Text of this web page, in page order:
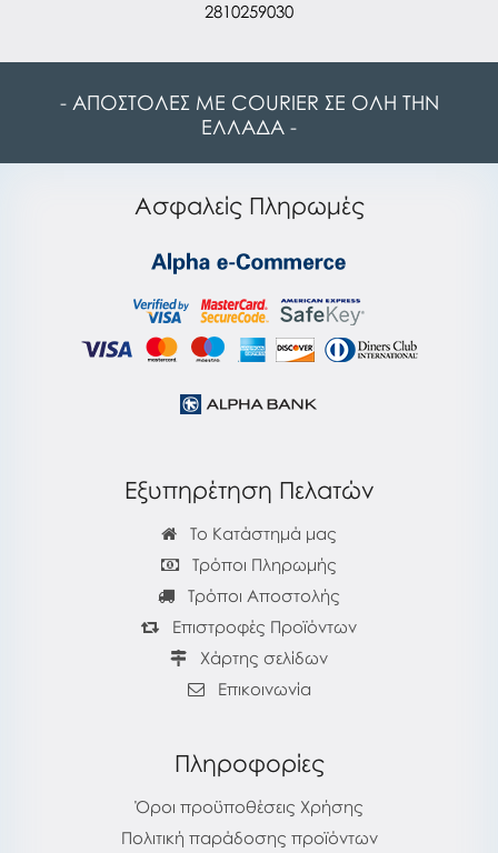
2810259030
- ΑΠΟΣΤΟΛΕΣ ΜΕ COURIER ΣΕ ΟΛΗ ΤΗΝ
ΕΛΛΑΔΑ -
Ασφαλείς Πληρωμές
Εξυπηρέτηση Πελατών
Το Κατάστημά μας
Τρόποι Πληρωμής
Τρόποι Αποστολής
Επιστροφές Προϊόντων
Χάρτης σελίδων
Επικοινωνία
Πληροφορίες
Όροι προϋποθέσεις Χρήσης
Πολιτική παράδοσης προϊόντων